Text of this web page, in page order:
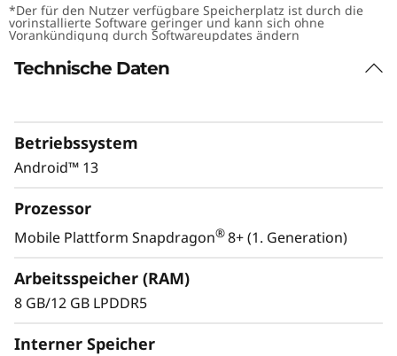
*Der für den Nutzer verfügbare Speicherplatz ist durch die
vorinstallierte Software geringer und kann sich ohne
Vorankündigung durch Softwareupdates ändern
Technische Daten
Betriebssystem
Android™ 13
Prozessor
Mobile Plattform Snapdragon®8+ (1. Generation)
Arbeitsspeicher (RAM)
8 GB/12 GB LPDDR5
Interner Speicher